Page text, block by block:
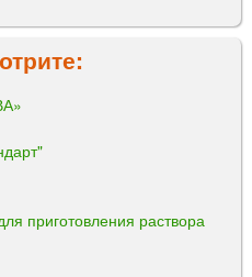
приготовления раствора